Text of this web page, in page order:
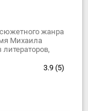
жанра
Михаила
динамичен и
3.9 (5)